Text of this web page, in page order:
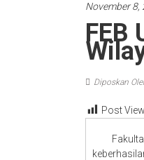
November 8,
FEB
Diposkan
Post